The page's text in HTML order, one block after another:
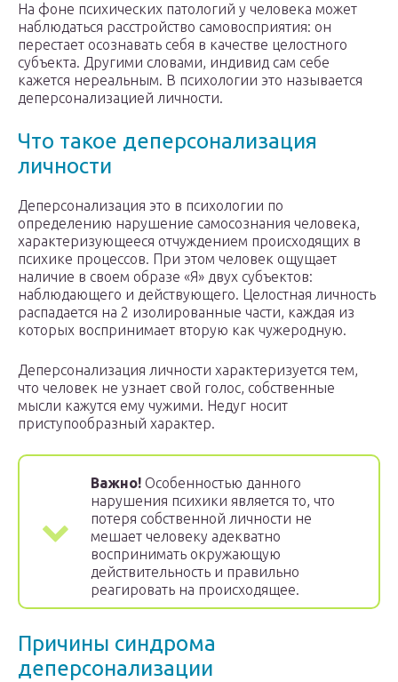
На фоне психических патологий у человека может
наблюдаться расстройство самовосприятия: он
перестает осознавать себя в качестве целостного
субъекта. Другими словами, индивид сам себе
кажется нереальным. В психологии это называется
деперсонализацией личности.
Что такое деперсонализация
личности
Деперсонализация это в психологии по
определению нарушение самосознания человека,
характеризующееся отчуждением происходящих в
психике процессов. При этом человек ощущает
наличие в своем образе «Я» двух субъектов:
наблюдающего и действующего. Целостная личность
распадается на 2 изолированные части, каждая из
которых воспринимает вторую как чужеродную.
Деперсонализация личности характеризуется тем,
что человек не узнает свой голос, собственные
мысли кажутся ему чужими. Недуг носит
приступообразный характер.
Важно! Особенностью данного
нарушения психики является то, что
потеря собственной личности не
мешает человеку адекватно
воспринимать окружающую
действительность и правильно
реагировать на происходящее.
Причины синдрома
деперсонализации